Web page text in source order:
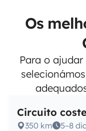
Os
Para o
Circuito
350 km
5–8